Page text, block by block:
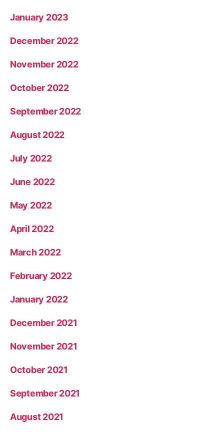
January 2023
December 2022
November 2022
October 2022
September 2022
August 2022
July 2022
June 2022
May 2022
April 2022
March 2022
February 2022
January 2022
December 2021
November 2021
October 2021
September 2021
August 2021